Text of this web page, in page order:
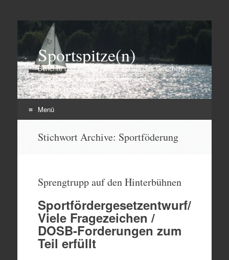
Sportspitze(n)
Berichte und Kommentare rund um das Geschehen
vom Rasen, aus Stadien, Hallen und
Funktionärsetagen
Menü
Stichwort Archive: Sportföderung
Sprengtrupp auf den Hinterbühnen
Sportfördergesetzentwurf/
Viele Fragezeichen /
DOSB-Forderungen zum
Teil erfüllt